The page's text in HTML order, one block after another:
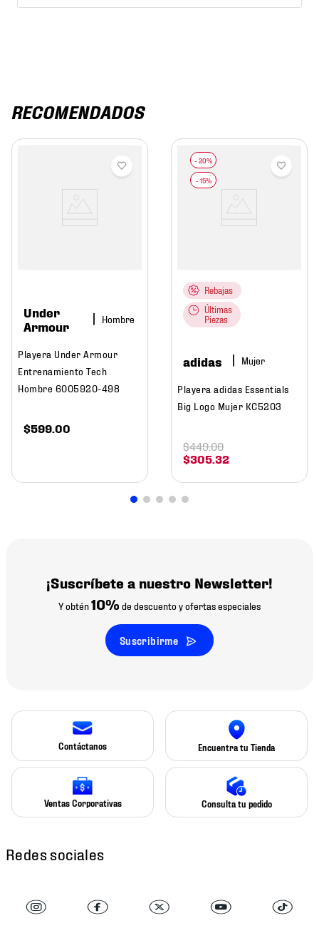
RECOMENDADOS
Under
Armour
Hombre
Playera Under Armour
Entrenamiento Tech
Hombre 6005920-498
$599.00
Rebajas
Últimas
Piezas
adidas Mujer
Playera adidas Essentials
Big Logo Mujer KC5203
$305.32
$449.00
¡Suscríbete a nuestro Newsletter!
Y obtén10% de descuento y ofertas especiales
Suscribirme
Contáctanos Encuentra tu Tienda
Ventas Corporativas Consulta tu pedido
Redes sociales